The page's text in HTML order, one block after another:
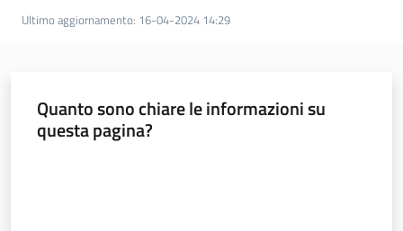
Romagna
Novità
Ultimo aggiornamento: 16-04-2024 14:29
Quanto sono chiare le informazioni su
questa pagina?